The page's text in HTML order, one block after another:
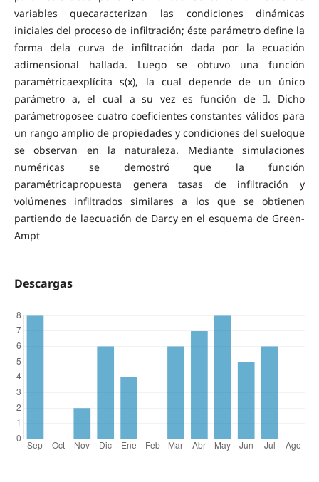
variables quecaracterizan las condiciones dinámicas
iniciales del proceso de infiltración; éste parámetro define la
forma dela curva de infiltración dada por la ecuación
adimensional hallada. Luego se obtuvo una función
paramétricaexplícita s(x), la cual depende de un único
parámetro a, el cual a su vez es función de . Dicho
parámetroposee cuatro coeficientes constantes válidos para
un rango amplio de propiedades y condiciones del sueloque
se observan en la naturaleza. Mediante simulaciones
numéricas se demostró que la función
paramétricapropuesta genera tasas de infiltración y
volúmenes infiltrados similares a los que se obtienen
partiendo de laecuación de Darcy en el esquema de Green-
Ampt
Descargas